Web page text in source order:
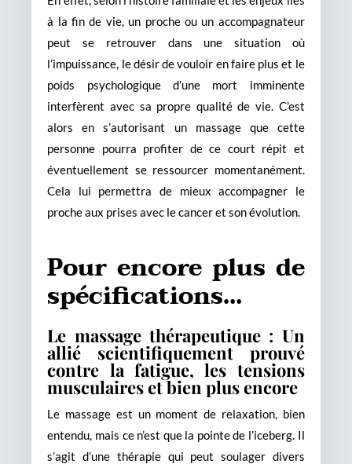
à la fin de vie, un proche ou un accompagnateur
peut se retrouver dans une situation où
l’impuissance, le désir de vouloir en faire plus et le
poids psychologique d’une mort imminente
interfèrent avec sa propre qualité de vie. C’est
alors en s’autorisant un massage que cette
personne pourra profiter de ce court répit et
éventuellement se ressourcer momentanément.
Cela lui permettra de mieux accompagner le
proche aux prises avec le cancer et son évolution.
Pour encore plus de
spécifications…
Le massage thérapeutique : Un
allié scientifiquement prouvé
contre la fatigue, les tensions
musculaires et bien plus encore
Le massage est un moment de relaxation, bien
entendu, mais ce n’est que la pointe de l’iceberg. Il
s’agit d’une thérapie qui peut soulager divers